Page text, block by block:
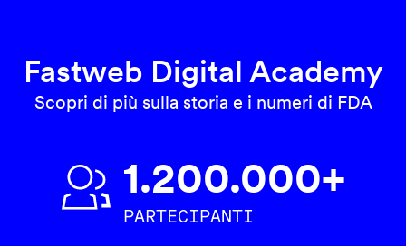
Fastweb Digital Academy
Scopri di più sulla storia e i numeri di FDA
1.200.000+
PARTECIPANTI